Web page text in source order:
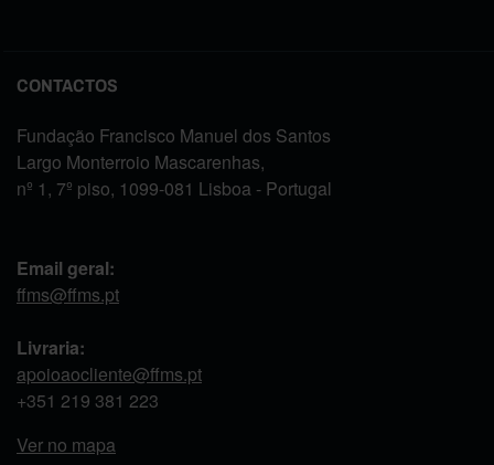
CONTACTOS
Fundação Francisco Manuel dos Santos
Largo Monterroio Mascarenhas,
nº 1, 7º piso, 1099-081 Lisboa - Portugal
Email geral:
ffms@ffms.pt
Livraria:
apoioaocliente@ffms.pt
+351 219 381 223
Ver no mapa